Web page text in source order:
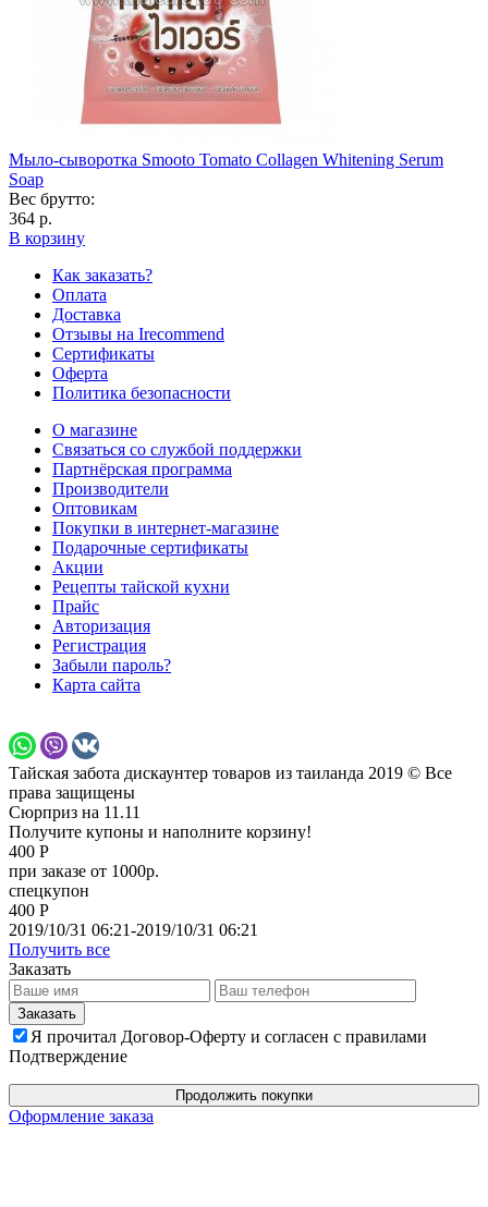
Мыло-сыворотка Smooto Tomato Collagen Whitening Serum
Soap
Вес брутто:
364 р.
В корзину
Как заказать?
Оплата
Доставка
Отзывы на Irecommend
Сертификаты
Оферта
Политика безопасности
О магазине
Связаться со службой поддержки
Партнёрская программа
Производители
Оптовикам
Покупки в интернет-магазине
Подарочные сертификаты
Акции
Рецепты тайской кухни
Прайс
Авторизация
Регистрация
Забыли пароль?
Карта сайта
Тайская забота дискаунтер товаров из таиланда 2019 © Все
права защищены
Сюрприз на 11.11
Получите купоны и наполните корзину!
400 Р
при заказе от 1000р.
спецкупон
400 Р
2019/10/31 06:21-2019/10/31 06:21
Получить все
Заказать
Я прочитал Договор-Оферту и согласен с правилами
Подтверждение
Продолжить покупки
Оформление заказа